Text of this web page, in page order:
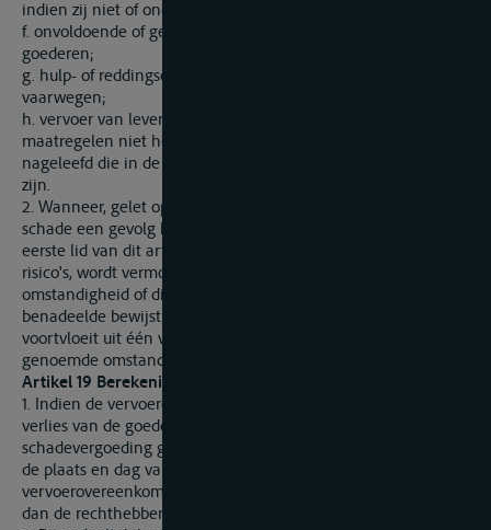
indien zij niet of ondeugdelijk zijn verpakt;
f. onvoldoende of gebrekkige identificatiemarkeringen van de
goederen;
g. hulp- of reddingsoperaties of pogingen daartoe op de
vaarwegen;
h. vervoer van levende dieren, tenzij de vervoerder de
maatregelen niet heeft getroffen of de instructies niet heeft
nageleefd die in de vervoerovereenkomst overeengekomen
zijn.
2. Wanneer, gelet op de omstandigheden van het geval,
schade een gevolg heeft kunnen zijn van één van de in het
eerste lid van dit artikel genoemde omstandigheden of
risico's, wordt vermoed dat de schade is ontstaan door deze
omstandigheid of dit risico. Dit vermoeden vervalt, indien de
benadeelde bewijst dat de schade niet of niet uitsluitend
voortvloeit uit één van de in het eerste lid van dit artikel
genoemde omstandigheden of risico's.
Artikel 19 Berekening van de schadevergoeding
1. Indien de vervoerder aansprakelijk is voor het volledige
verlies van de goederen, is de door hem verschuldigde
schadevergoeding gelijk aan de waarde van de goederen op
de plaats en dag van aflevering zoals vermeld in de
vervoerovereenkomst. De aflevering aan een ander persoon
dan de rechthebbende wordt beschouwd als een verlies.